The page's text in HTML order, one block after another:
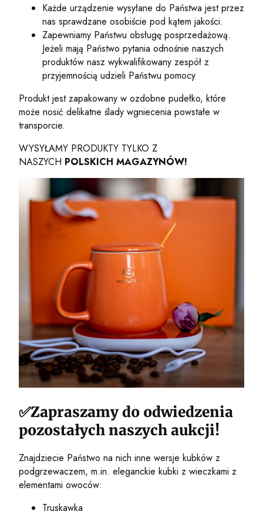
Każde urządzenie wysyłane do Państwa jest przez
nas sprawdzane osobiście pod kątem jakości.
Zapewniamy Państwu obsługę posprzedażową.
Jeżeli mają Państwo pytania odnośnie naszych
produktów nasz wykwalifikowany zespół z
przyjemnością udzieli Państwu pomocy
Produkt jest zapakowany w ozdobne pudełko, które
może nosić delikatne ślady wgniecenia powstałe w
transporcie.
WYSYŁAMY PRODUKTY TYLKO Z
NASZYCH POLSKICH MAGAZYNÓW!
✅Zapraszamy do odwiedzenia
pozostałych naszych aukcji!
Znajdziecie Państwo na nich inne wersje kubków z
podgrzewaczem, m.in. eleganckie kubki z wieczkami z
elementami owoców:
Truskawka